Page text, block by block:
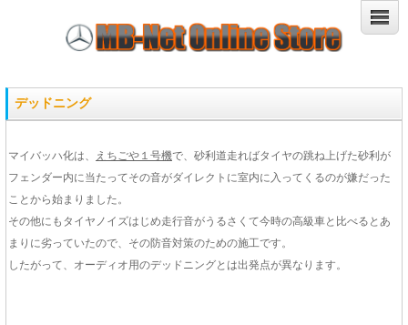
デッドニング
マイバッハ化は、 えちごや１号機で、砂利道走ればタイヤの跳ね上げた砂利が
フェンダー内に当たってその音がダイレクトに室内に入ってくるのが嫌だった
ことから始まりました。
その他にもタイヤノイズはじめ走行音がうるさくて今時の高級車と比べるとあ
まりに劣っていたので、その防音対策のための施工です。
したがって、オーディオ用のデッドニングとは出発点が異なります。